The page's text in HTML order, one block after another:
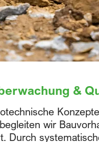
&
wir
Durch